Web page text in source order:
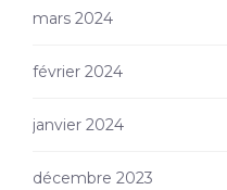
mars 2024
février 2024
janvier 2024
décembre 2023